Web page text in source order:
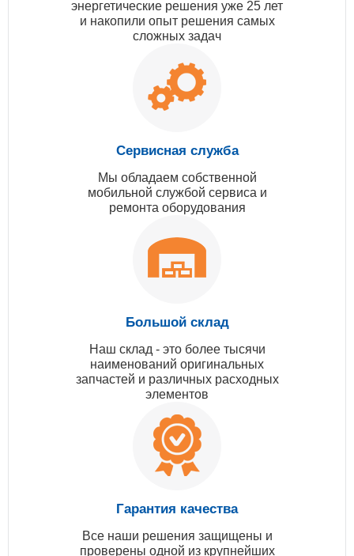
энергетические решения уже 25 лет
и накопили опыт решения самых
сложных задач
Сервисная служба
Мы обладаем собственной
мобильной службой сервиса и
ремонта оборудования
Большой склад
Наш склад - это более тысячи
наименований оригинальных
запчастей и различных расходных
элементов
Гарантия качества
Все наши решения защищены и
проверены одной из крупнейших